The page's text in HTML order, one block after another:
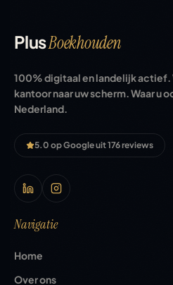
PlusBoekhouden
100% digitaal en landelijk actief.
kantoor naar uw scherm. Waar u
Nederland.
5.0 op Google uit 176 reviews
Navigatie
Home
Over ons